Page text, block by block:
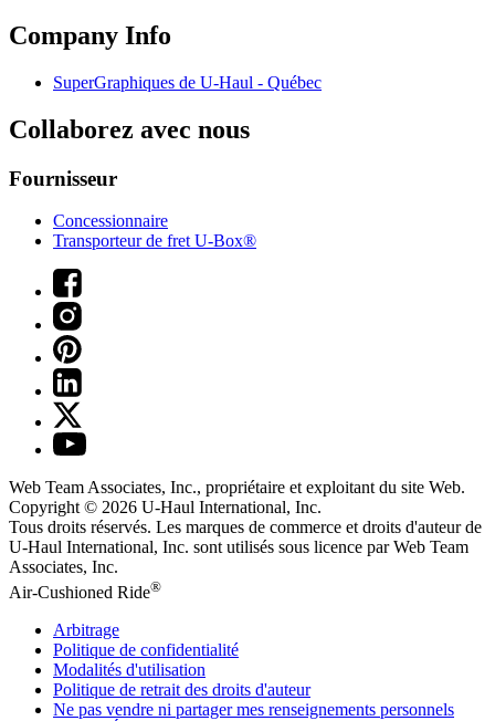
Company Info
SuperGraphiques de U-Haul - Québec
Collaborez avec nous
Fournisseur
Concessionnaire
Transporteur de fret U-Box®
Web Team Associates, Inc., propriétaire et exploitant du site Web.
Copyright © 2026 U-Haul International, Inc.
Tous droits réservés. Les marques de commerce et droits d'auteur de
U-Haul International, Inc. sont utilisés sous licence par Web Team
Associates, Inc.
Air-Cushioned Ride®
Arbitrage
Politique de confidentialité
Modalités d'utilisation
Politique de retrait des droits d'auteur
Ne pas vendre ni partager mes renseignements personnels